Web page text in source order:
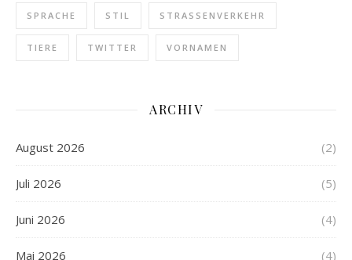
SPRACHE STIL STRASSENVERKEHR
TIERE TWITTER VORNAMEN
ARCHIV
August 2026 (2)
Juli 2026 (5)
Juni 2026 (4)
Mai 2026 (4)